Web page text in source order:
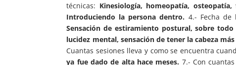
técnicas: Kinesiología, homeopatía,
Introduciendo la persona dentro. 4.- Fecha de
Sensación de estiramiento postural, sobre
lucidez mental, sensación de tener la cabeza
Cuantas sesiones lleva y como se encuentra
ya fue dado de alta hace meses. 7.- Con